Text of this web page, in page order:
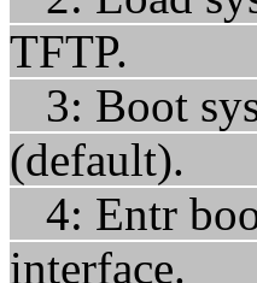
3: Boot
4: Entr